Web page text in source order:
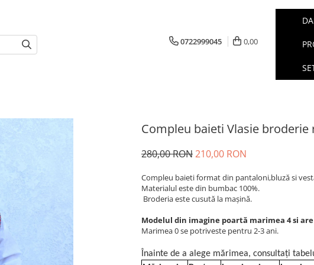
0722999045 0,00
Compleu baieti Vlasie broderie
280,00 RON210,00 RON
Compleu baieti format din pantaloni,bluză si
Materialul este din bumbac 100%.
Broderia este cusută la mașină.
Modelul din imagine poartă marimea 4 si
Marimea 0 se potriveste pentru 2-3 ani.
Înainte de a alege mărimea, consultați